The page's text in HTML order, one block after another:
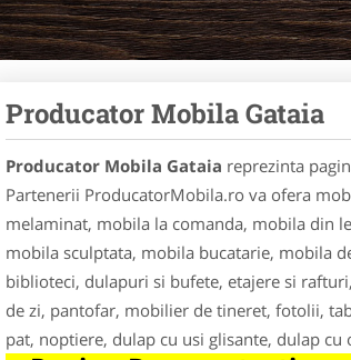
Producator Mobila Gataia
Producator Mobila Gataia reprezinta
Partenerii ProducatorMobila.ro va ofera
melaminat, mobila la comanda, mobila din
mobila sculptata, mobila bucatarie, mobila
biblioteci, dulapuri si bufete, etajere si
de zi, pantofar, mobilier de tineret, fotolii,
pat, noptiere, dulap cu usi glisante, dulap cu